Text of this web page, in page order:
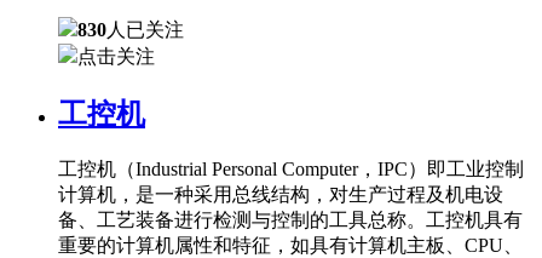
830人已关注
点击关注
工控机
工控机（Industrial Personal Computer，IPC）即工业控制
计算机，是一种采用总线结构，对生产过程及机电设
备、工艺装备进行检测与控制的工具总称。工控机具有
重要的计算机属性和特征，如具有计算机主板、CPU、